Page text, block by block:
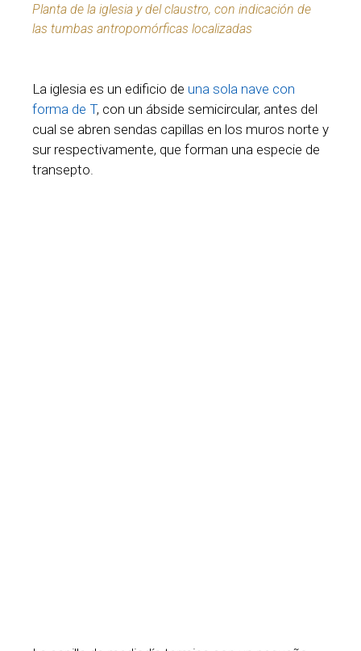
Planta de la iglesia y del claustro, con indicación de
las tumbas antropomórficas localizadas
La iglesia es un edificio de una sola nave con
forma de T, con un ábside semicircular, antes del
cual se abren sendas capillas en los muros norte y
sur respectivamente, que forman una especie de
transepto.